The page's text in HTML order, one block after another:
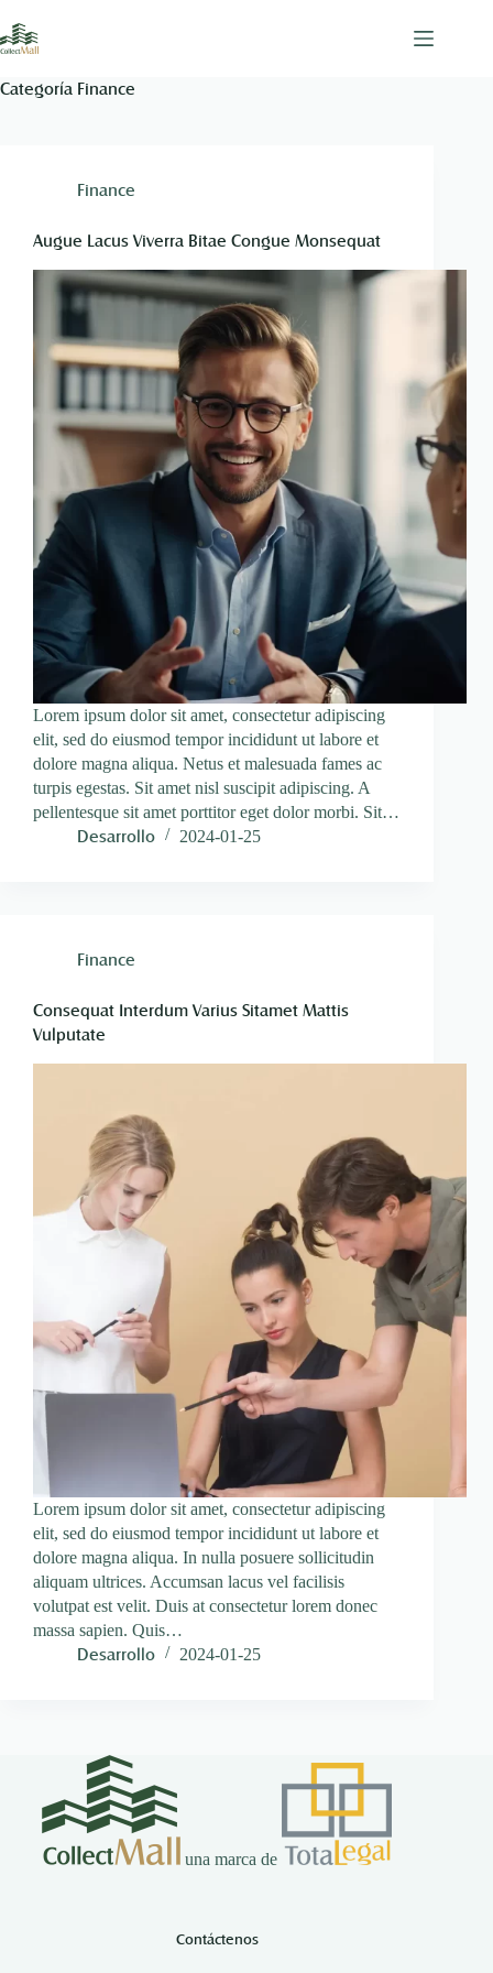
Categoría Finance
Finance
Augue Lacus Viverra Bitae Congue Monsequat
Lorem ipsum dolor sit amet, consectetur adipiscing
elit, sed do eiusmod tempor incididunt ut labore et
dolore magna aliqua. Netus et malesuada fames ac
turpis egestas. Sit amet nisl suscipit adipiscing. A
pellentesque sit amet porttitor eget dolor morbi. Sit…
Desarrollo 2024-01-25
Finance
Consequat Interdum Varius Sitamet Mattis
Vulputate
Lorem ipsum dolor sit amet, consectetur adipiscing
elit, sed do eiusmod tempor incididunt ut labore et
dolore magna aliqua. In nulla posuere sollicitudin
aliquam ultrices. Accumsan lacus vel facilisis
volutpat est velit. Duis at consectetur lorem donec
massa sapien. Quis…
Desarrollo 2024-01-25
una marca de
Contáctenos